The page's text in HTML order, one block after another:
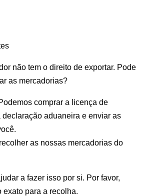
não tem o direito de exportar. Pode
as mercadorias?
comprar a licença de
declaração aduaneira e enviar as
as nossas mercadorias do
a fazer isso por si. Por favor,
exato para a recolha.